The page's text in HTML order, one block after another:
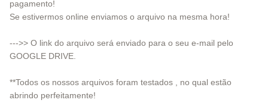
pagamento!
Se estivermos online enviamos o arquivo na mesma hora!
--->> O link do arquivo será enviado para o seu e-mail pelo
GOOGLE DRIVE.
**Todos os nossos arquivos foram testados , no qual estão
abrindo perfeitamente!